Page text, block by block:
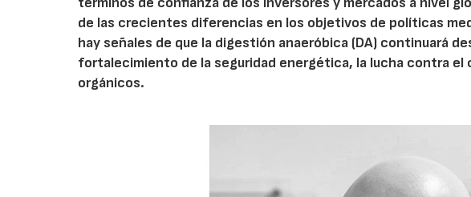
de las crecientes diferencias en los objetivos de políticas
hay señales de que la digestión anaeróbica (DA) continuará
fortalecimiento de la seguridad energética, la lucha contra el
orgánicos.